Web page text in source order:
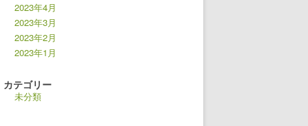
2023年4月
2023年3月
2023年2月
2023年1月
カテゴリー
未分類